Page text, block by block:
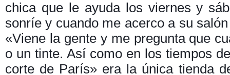
chica que le ayuda los viernes y
sonríe y cuando me acerco a su
«Viene la gente y me pregunta que
o un tinte. Así como en los tiempos
corte de París» era la única tienda